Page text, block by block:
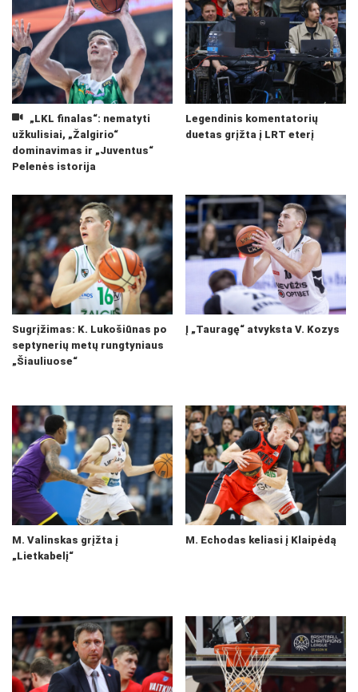
„LKL finalas“: nematyti
užkulisiai, „Žalgirio“
dominavimas ir „Juventus“
Pelenės istorija
Legendinis komentatorių
duetas grįžta į LRT eterį
Sugrįžimas: K. Lukošiūnas po
septynerių metų rungtyniaus
„Šiauliuose“
Į „Tauragę“ atvyksta V. Kozys
M. Valinskas grįžta į
„Lietkabelį“
M. Echodas keliasi į Klaipėdą